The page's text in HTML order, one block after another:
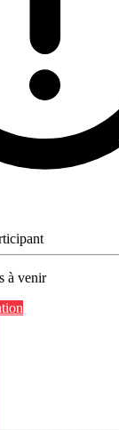
à venir